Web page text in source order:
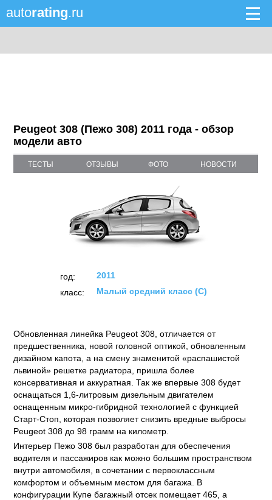
autorating.ru
Peugeot 308 (Пежо 308) 2011 года - обзор
модели авто
ТЕСТЫ ОТЗЫВЫ ФОТО НОВОСТИ
год:
2011
класс:
Малый средний класс (C)
Обновленная линейка Peugeot 308, отличается от
предшественника, новой головной оптикой, обновленным
дизайном капота, а на смену знаменитой «распашистой
львиной» решетке радиатора, пришла более
консервативная и аккуратная. Так же впервые 308 будет
оснащаться 1,6-литровым дизельным двигателем
оснащенным микро-гибридной технологией с функцией
Старт-Стоп, которая позволяет снизить вредные выбросы
Peugeot 308 до 98 грамм на километр.
Интерьер Пежо 308 был разработан для обеспечения
водителя и пассажиров как можно большим пространством
внутри автомобиля, в сочетании с первоклассным
комфортом и объемным местом для багажа. В
конфигурации Купе багажный отсек помещает 465, а